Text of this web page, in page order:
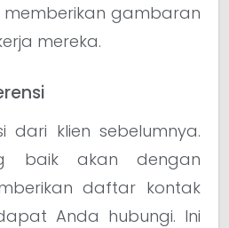
memberikan gambaran
mereka.
dari klien sebelumnya.
baik akan dengan
daftar kontak
Anda hubungi. Ini